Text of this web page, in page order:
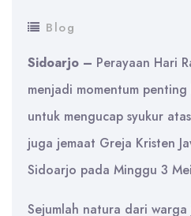
Blog
Sidoarjo – Perayaan Hari
menjadi momentum
untuk mengucap syukur
juga jemaat Greja Kristen
Sidoarjo pada Minggu 3
Sejumlah natura dari